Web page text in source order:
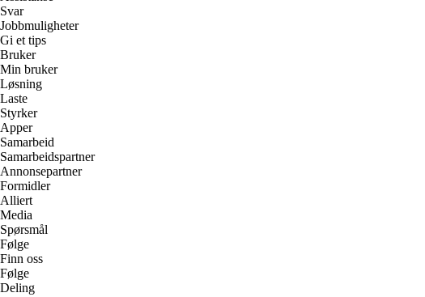
Svar
Jobbmuligheter
Gi et tips
Bruker
Min bruker
Løsning
Laste
Styrker
Apper
Samarbeid
Samarbeidspartner
Annonsepartner
Formidler
Alliert
Media
Spørsmål
Følge
Finn oss
Følge
Deling